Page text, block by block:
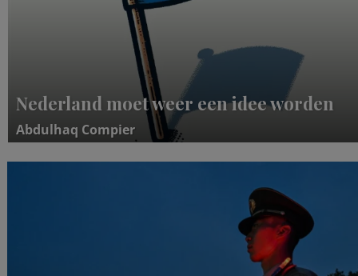
Nederland moet weer een idee worden
Abdulhaq Compier